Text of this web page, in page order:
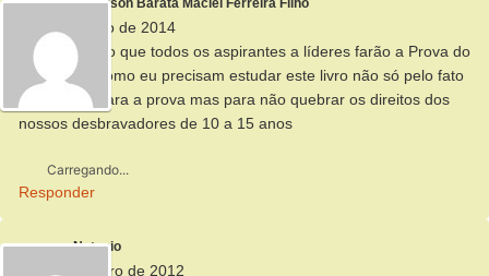
4 de fevereiro de 2014
Só lembrando que todos os aspirantes a líderes farão a Prova do
ECA assim como eu precisam estudar este livro não só pelo fato
de estudar para a prova mas para não quebrar os direitos dos
nossos desbravadores de 10 a 15 anos
Carregando...
Responder
Netonio
26 de fevereiro de 2012